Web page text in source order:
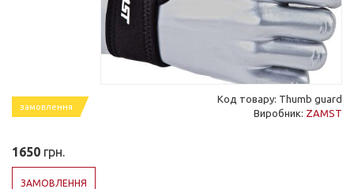
замовлення
Код товару: Thumb guard
Виробник: ZAMST
1650 грн.
ЗАМОВЛЕННЯ